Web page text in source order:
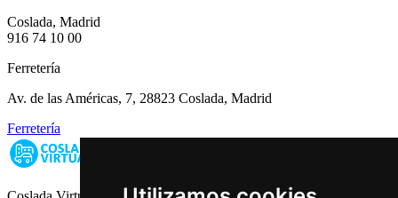
Coslada, Madrid
916 74 10 00
Ferretería
Av. de las Américas, 7, 28823 Coslada, Madrid
Ferretería